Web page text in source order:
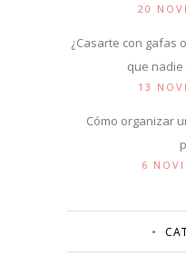
20
¿Casarte con gafas
que
13
Cómo organizar
6